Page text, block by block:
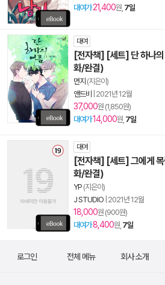
대여가 21,400원, 7일
대여
[전자책] [세트] 단 하나
화/완결)
먼지 (지은이)
앤드비
2021년 12월
37,000원 (1,850원)
대여가14,000원, 7일
대여
[전자책] [세트] 그에게
화/완결)
YP (지은이)
J STUDIO 2021년 12월
18,000원 (900원)
대여가8,400원, 7일
로그인 전체 메뉴 회사 소개